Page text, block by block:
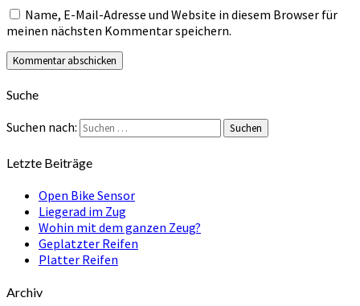
Name, E-Mail-Adresse und Website in diesem Browser für
meinen nächsten Kommentar speichern.
Suche
Suchen nach: Suchen
Letzte Beiträge
Open Bike Sensor
Liegerad im Zug
Wohin mit dem ganzen Zeug?
Geplatzter Reifen
Platter Reifen
Archiv